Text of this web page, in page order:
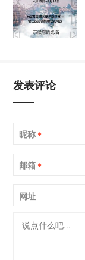
发表评论
昵称 *
邮箱 *
网址